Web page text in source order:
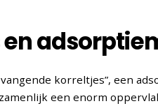
korreltjes”, een
een enorm